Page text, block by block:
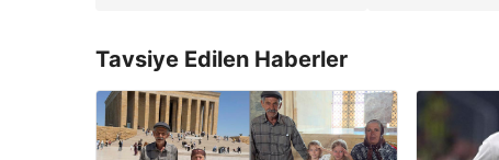
Tavsiye Edilen Haberler